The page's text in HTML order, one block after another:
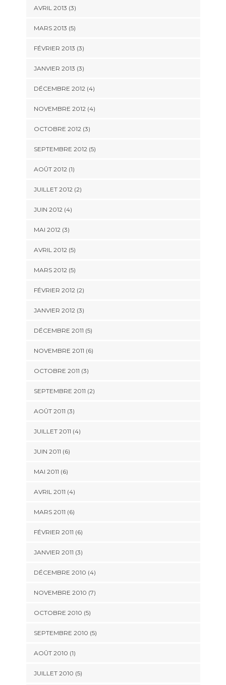
AVRIL 2013 (3)
MARS 2013 (5)
FÉVRIER 2013 (3)
JANVIER 2013 (3)
DÉCEMBRE 2012(4)
NOVEMBRE 2012(4)
OCTOBRE 2012(3)
SEPTEMBRE 2012(5)
AOÛT 2012(1)
JUILLET 2012(2)
JUIN 2012(4)
MAI 2012(3)
AVRIL 2012(5)
MARS 2012(5)
FÉVRIER 2012(2)
JANVIER 2012(3)
DÉCEMBRE 2011 (5)
NOVEMBRE 2011 (6)
OCTOBRE 2011 (3)
SEPTEMBRE 2011 (2)
AOÛT 2011 (3)
JUILLET 2011 (4)
JUIN 2011 (6)
MAI 2011 (6)
AVRIL 2011 (4)
MARS 2011 (6)
FÉVRIER 2011 (6)
JANVIER 2011 (3)
DÉCEMBRE 2010 (4)
NOVEMBRE 2010 (7)
OCTOBRE 2010 (5)
SEPTEMBRE 2010 (5)
AOÛT 2010 (1)
JUILLET 2010 (5)